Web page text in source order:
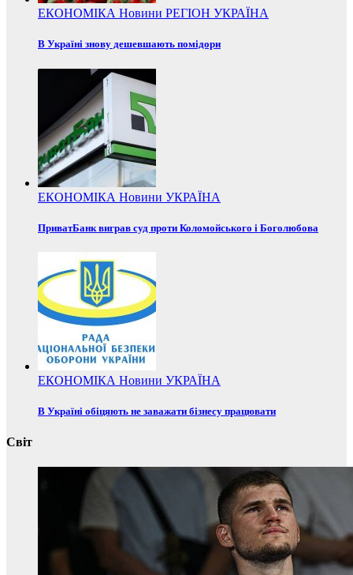
ЕКОНОМІКА Новини РЕГІОН УКРАЇНА
В Україні знову дешевшають помідори
ЕКОНОМІКА Новини УКРАЇНА
ПриватБанк виграв суд проти Коломойського і Боголюбова
ЕКОНОМІКА Новини УКРАЇНА
В Україні обіцяють не заважати бізнесу працювати
Світ